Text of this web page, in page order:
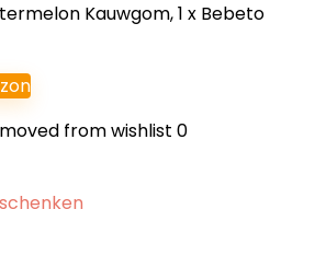
Kauwgom, 1 x Bebeto
from wishlist 0